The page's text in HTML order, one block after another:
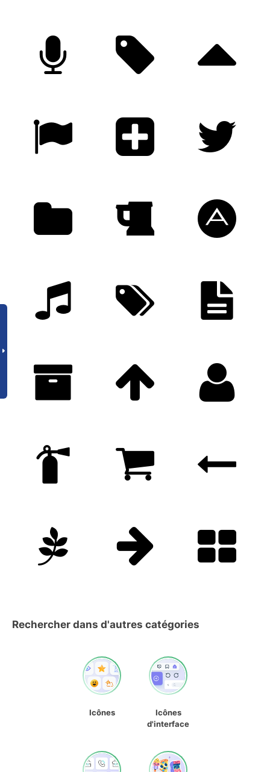
Rechercher dans d'autres catégories
Icônes
Icônes
d'interface